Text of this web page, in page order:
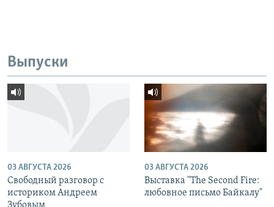
Выпуски
03 АВГУСТА 2026
Свободный разговор с
историком Андреем
03 АВГУСТА 2026
Выставка "The Second Fire:
любовное письмо Байкалу"